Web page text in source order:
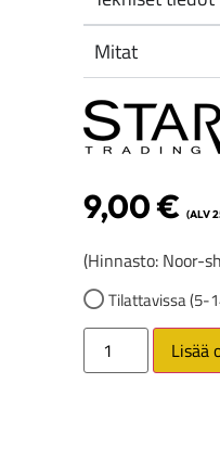
Mitat
9,00€ (ALV
(Hinnasto: Noor-
Tilattavissa (5-
Lisää